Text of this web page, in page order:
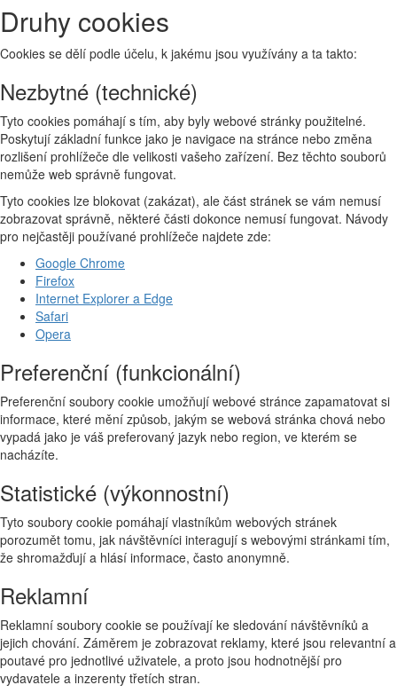
Druhy cookies
Cookies se dělí podle účelu, k jakému jsou využívány a ta takto:
Nezbytné (technické)
Tyto cookies pomáhají s tím, aby byly webové stránky použitelné.
Poskytují základní funkce jako je navigace na stránce nebo změna
rozlišení prohlížeče dle velikosti vašeho zařízení. Bez těchto souborů
nemůže web správně fungovat.
Tyto cookies lze blokovat (zakázat), ale část stránek se vám nemusí
zobrazovat správně, některé části dokonce nemusí fungovat. Návody
pro nejčastěji používané prohlížeče najdete zde:
Google Chrome
Firefox
Internet Explorer a Edge
Safari
Opera
Preferenční (funkcionální)
Preferenční soubory cookie umožňují webové stránce zapamatovat si
informace, které mění způsob, jakým se webová stránka chová nebo
vypadá jako je váš preferovaný jazyk nebo region, ve kterém se
nacházíte.
Statistické (výkonnostní)
Tyto soubory cookie pomáhají vlastníkům webových stránek
porozumět tomu, jak návštěvníci interagují s webovými stránkami tím,
že shromažďují a hlásí informace, často anonymně.
Reklamní
Reklamní soubory cookie se používají ke sledování návštěvníků a
jejich chování. Záměrem je zobrazovat reklamy, které jsou relevantní a
poutavé pro jednotlivé uživatele, a proto jsou hodnotnější pro
vydavatele a inzerenty třetích stran.